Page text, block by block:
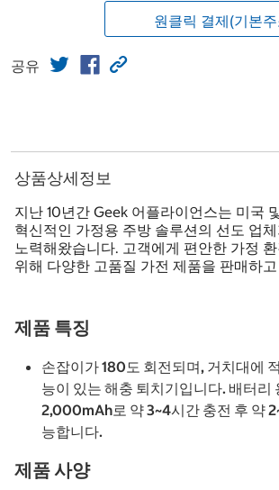
원클릭 결제(기본
공유
상품상세정보
지난 10년간 Geek 어플라이언스는 미국
혁신적인 가정용 주방 솔루션의 선도 업
노력해왔습니다. 고객에게 편안한 가정
위해 다양한 고품질 가전 제품을 판매하
제품 특징
손잡이가 180도 회전되며, 거치대에
능이 있는 해충 퇴치기입니다. 배터리
2,000mAh로 약 3~4시간 충전 후 약
능합니다.
제품 사양